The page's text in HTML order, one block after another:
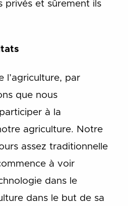
privés et sûrement ils
l’agriculture, par
que nous
à la
agriculture. Notre
assez traditionnelle
à voir
dans le
dans le but de sa